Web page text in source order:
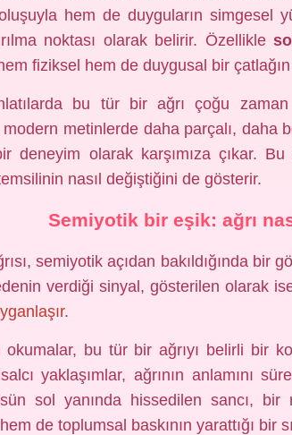
hem de duyguların simgesel
noktası olarak belirir. Özellikle
fiziksel hem de duygusal bir
bu tür bir ağrı çoğu zaman
metinlerde daha parçalı, daha
deneyim olarak karşımıza çıkar.
nasıl değiştiğini de gösterir.
Semiyotik bir eşik: ağrı
semiyotik açıdan bakıldığında bir
verdiği sinyal, gösterilen olarak
.
okumalar, bu tür bir ağrıyı belirli bir
yaklaşımlar, ağrının anlamını
sol yanında hissedilen sancı, bir
hem de toplumsal baskının yarattığı bir